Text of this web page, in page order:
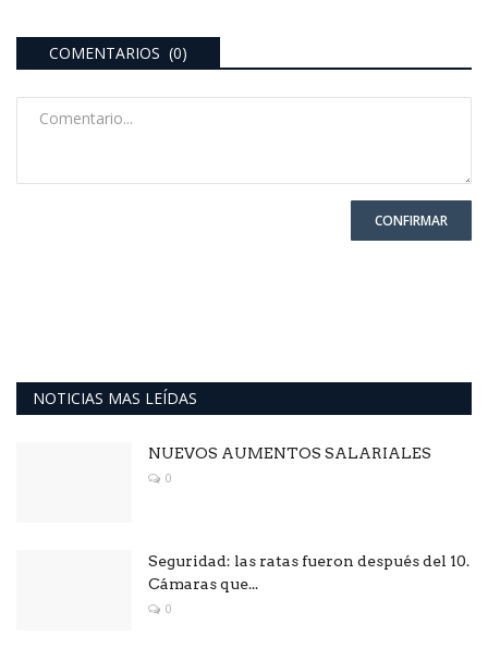
COMENTARIOS (0)
CONFIRMAR
NOTICIAS MAS LEÍDAS
NUEVOS AUMENTOS SALARIALES
0
Seguridad: las ratas fueron después del 10.
Cámaras que...
0